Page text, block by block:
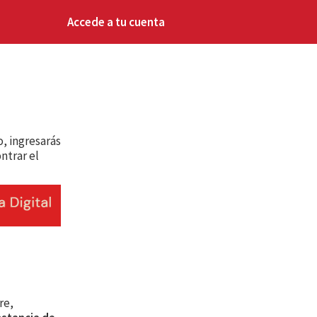
Accede a tu cuenta
ingresarás
el